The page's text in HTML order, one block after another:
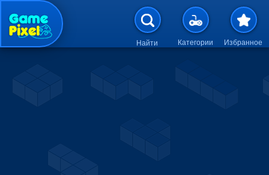
Перейти к основному
Найти Категории Избранное